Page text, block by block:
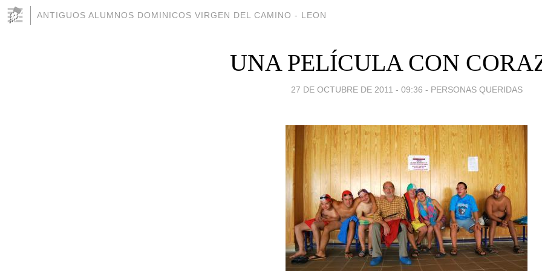
ANTIGUOS ALUMNOS DOMINICOS VIRGEN DEL CAMINO - LEON
UNA PELÍCULA CON
27 DE OCTUBRE DE 2011 - 09:36 - PERSONAS QUERIDAS